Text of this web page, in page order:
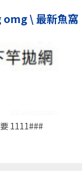
omg \ 最新魚窩
1111###